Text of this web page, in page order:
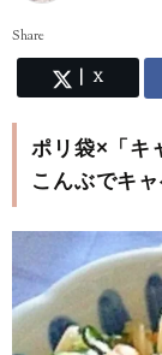
Share
X
ポリ袋×「キ
こんぶでキ